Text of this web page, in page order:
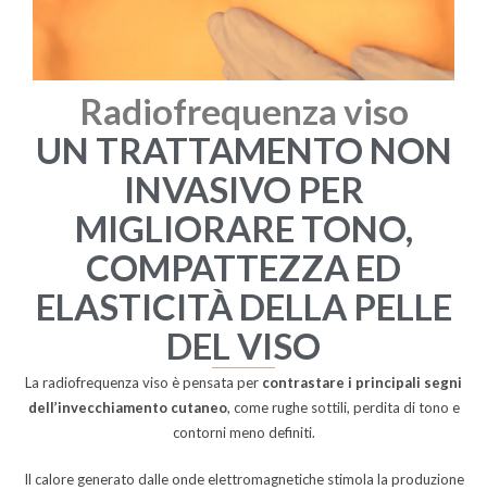
Radiofrequenza viso
UN TRATTAMENTO NON
INVASIVO PER
MIGLIORARE TONO,
COMPATTEZZA ED
ELASTICITÀ DELLA PELLE
DEL VISO
La radiofrequenza viso è pensata per contrastare i principali segni
dell’invecchiamento cutaneo, come rughe sottili, perdita di tono e
contorni meno definiti.
Il calore generato dalle onde elettromagnetiche stimola la produzione